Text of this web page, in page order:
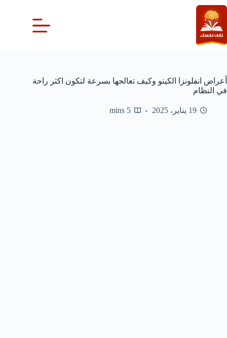
التجاوز
إلى
المحتوى
أعراض انفلونزا الكيتو وكيف تعالجها بسرعة لتكون اكثر راحة
في النظام
19 يناير، 2025 5 mins